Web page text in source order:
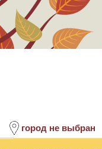
город не выбран